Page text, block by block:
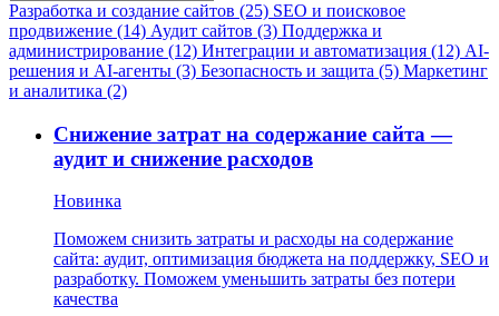
Разработка и создание сайтов (25) SEO и поисковое
продвижение (14) Аудит сайтов (3) Поддержка и
администрирование (12) Интеграции и автоматизация (12) AI-
решения и AI-агенты (3) Безопасность и защита (5) Маркетинг
и аналитика (2)
Снижение затрат на содержание сайта —
аудит и снижение расходов
Новинка
Поможем снизить затраты и расходы на содержание
сайта: аудит, оптимизация бюджета на поддержку, SEO и
разработку. Поможем уменьшить затраты без потери
качества